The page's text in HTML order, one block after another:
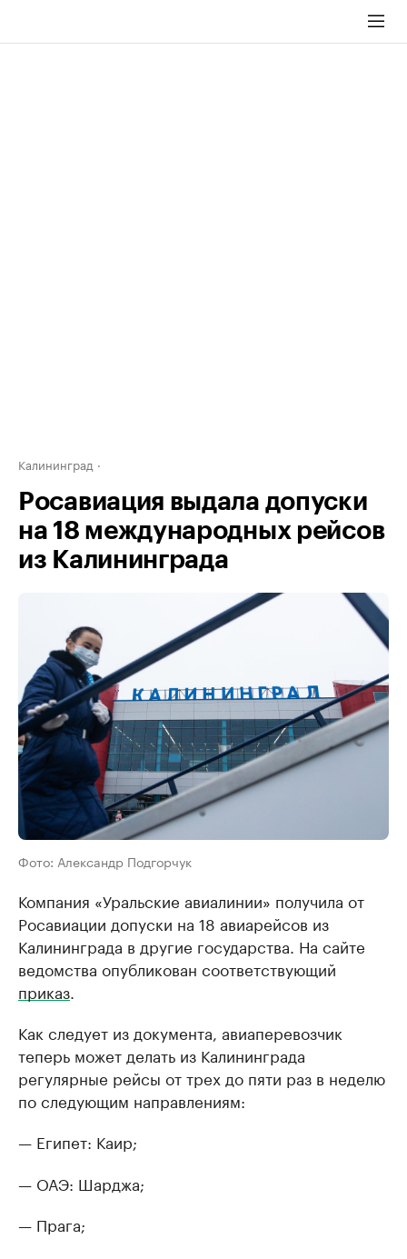
Калининград
Росавиация выдала допуски
на 18 международных рейсов
из Калининграда
Фото: Александр Подгорчук
Компания «Уральские авиалинии» получила от
Росавиации допуски на 18 авиарейсов из
Калининграда в другие государства. На сайте
ведомства опубликован соответствующий
приказ
Как следует из документа, авиаперевозчик
теперь может делать из Калининграда
регулярные рейсы от трех до пяти раз в неделю
по следующим направлениям:
— Египет: Каир;
— ОАЭ: Шарджа;
— Прага;